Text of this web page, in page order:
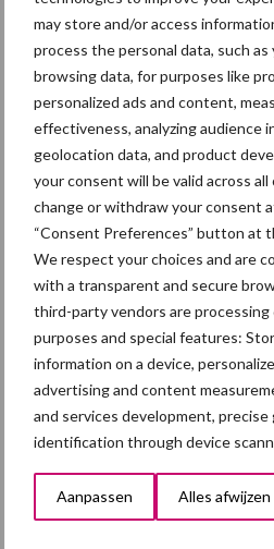
may store and/or access
process the personal data, such as
browsing data, for purposes like
personalized ads and content,
effectiveness, analyzing audience
geolocation data, and product
your consent will be valid across all
change or withdraw your consent
“Consent Preferences” button at
We respect your choices and are
with a transparent and secure
third-party vendors are
purposes and special features:
information on a device,
advertising and content
and services development, precise
identification through device
Aanpassen Alles afwijzen
Aanbevolen voor jou!
“Vraag
Polen
e
AVP in
dat
zeker nu